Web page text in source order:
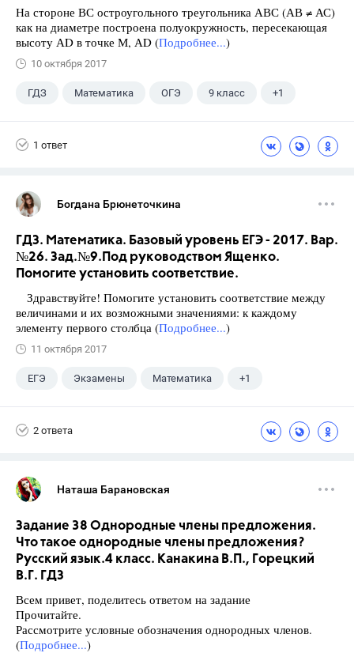
На стороне ВС остроугольного треугольника АВС (АВ ≠ АС)
как на диаметре построена полуокружность, пересекающая
высоту АD в точке М, АD (Подробнее...)
10 октября 2017
ГДЗ Математика ОГЭ 9 класс +1
1 ответ
Богдана Брюнеточкина
ГДЗ. Математика. Базовый уровень ЕГЭ - 2017. Вар.
№26. Зад.№9.Под руководством Ященко.
Помогите установить соответствие.
Здравствуйте! Помогите установить соответствие между
величинами и их возможными значениями: к каждому
элементу первого столбца (Подробнее...)
11 октября 2017
ЕГЭ Экзамены Математика +1
2 ответа
Наташа Барановская
Задание 38 Однородные члены предложения.
Что такое однородные члены предложения?
Русский язык.4 класс. Канакина В.П., Горецкий
В.Г. ГДЗ
Всем привет, поделитесь ответом на задание
Прочитайте.
Рассмотрите условные обозначения однородных членов.
(Подробнее...)